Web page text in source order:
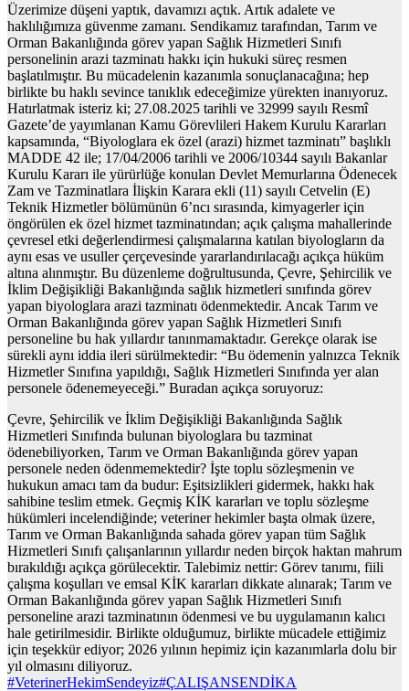
Üzerimize düşeni yaptık, davamızı açtık. Artık adalete ve
haklılığımıza güvenme zamanı. Sendikamız tarafından, Tarım ve
Orman Bakanlığında görev yapan Sağlık Hizmetleri Sınıfı
personelinin arazi tazminatı hakkı için hukuki süreç resmen
başlatılmıştır. Bu mücadelenin kazanımla sonuçlanacağına; hep
birlikte bu haklı sevince tanıklık edeceğimize yürekten inanıyoruz.
Hatırlatmak isteriz ki; 27.08.2025 tarihli ve 32999 sayılı Resmî
Gazete’de yayımlanan Kamu Görevlileri Hakem Kurulu Kararları
kapsamında, “Biyologlara ek özel (arazi) hizmet tazminatı” başlıklı
MADDE 42 ile; 17/04/2006 tarihli ve 2006/10344 sayılı Bakanlar
Kurulu Kararı ile yürürlüğe konulan Devlet Memurlarına Ödenecek
Zam ve Tazminatlara İlişkin Karara ekli (11) sayılı Cetvelin (E)
Teknik Hizmetler bölümünün 6’ncı sırasında, kimyagerler için
öngörülen ek özel hizmet tazminatından; açık çalışma mahallerinde
çevresel etki değerlendirmesi çalışmalarına katılan biyologların da
aynı esas ve usuller çerçevesinde yararlandırılacağı açıkça hüküm
altına alınmıştır. Bu düzenleme doğrultusunda, Çevre, Şehircilik ve
İklim Değişikliği Bakanlığında sağlık hizmetleri sınıfında görev
yapan biyologlara arazi tazminatı ödenmektedir. Ancak Tarım ve
Orman Bakanlığında görev yapan Sağlık Hizmetleri Sınıfı
personeline bu hak yıllardır tanınmamaktadır. Gerekçe olarak ise
sürekli aynı iddia ileri sürülmektedir: “Bu ödemenin yalnızca Teknik
Hizmetler Sınıfına yapıldığı, Sağlık Hizmetleri Sınıfında yer alan
personele ödenemeyeceği.” Buradan açıkça soruyoruz:
Çevre, Şehircilik ve İklim Değişikliği Bakanlığında Sağlık
Hizmetleri Sınıfında bulunan biyologlara bu tazminat
ödenebiliyorken, Tarım ve Orman Bakanlığında görev yapan
personele neden ödenmemektedir? İşte toplu sözleşmenin ve
hukukun amacı tam da budur: Eşitsizlikleri gidermek, hakkı hak
sahibine teslim etmek. Geçmiş KİK kararları ve toplu sözleşme
hükümleri incelendiğinde; veteriner hekimler başta olmak üzere,
Tarım ve Orman Bakanlığında sahada görev yapan tüm Sağlık
Hizmetleri Sınıfı çalışanlarının yıllardır neden birçok haktan mahrum
bırakıldığı açıkça görülecektir. Talebimiz nettir: Görev tanımı, fiili
çalışma koşulları ve emsal KİK kararları dikkate alınarak; Tarım ve
Orman Bakanlığında görev yapan Sağlık Hizmetleri Sınıfı
personeline arazi tazminatının ödenmesi ve bu uygulamanın kalıcı
hale getirilmesidir. Birlikte olduğumuz, birlikte mücadele ettiğimiz
için teşekkür ediyor; 2026 yılının hepimiz için kazanımlarla dolu bir
yıl olmasını diliyoruz.
#VeterinerHekimSendeyiz#ÇALIŞANSENDİKA